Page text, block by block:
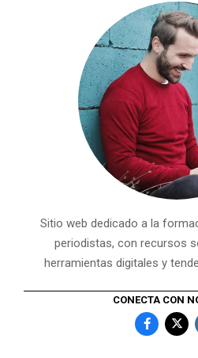
Sitio web dedicado a la
periodistas, con recursos
herramientas digitales y
CONECTA CON